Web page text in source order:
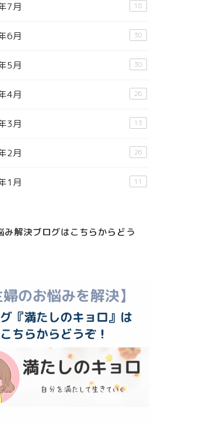
7月 18
6月 30
5月 30
4月 26
3月 13
2月 26
1月 11
み解決ブログはこちらからどう